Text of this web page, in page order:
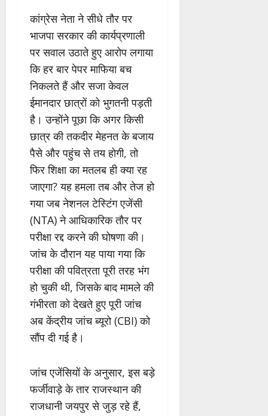
कांग्रेस नेता ने सीधे तौर पर
भाजपा सरकार की कार्यप्रणाली
पर सवाल उठाते हुए आरोप लगाया
कि हर बार पेपर माफिया बच
निकलते हैं और सजा केवल
ईमानदार छात्रों को भुगतनी पड़ती
है। उन्होंने पूछा कि अगर किसी
छात्र की तकदीर मेहनत के बजाय
पैसे और पहुंच से तय होगी, तो
फिर शिक्षा का मतलब ही क्या रह
जाएगा? यह हमला तब और तेज हो
गया जब नेशनल टेस्टिंग एजेंसी
(NTA) ने आधिकारिक तौर पर
परीक्षा रद्द करने की घोषणा की।
जांच के दौरान यह पाया गया कि
परीक्षा की पवित्रता पूरी तरह भंग
हो चुकी थी, जिसके बाद मामले की
गंभीरता को देखते हुए पूरी जांच
अब केंद्रीय जांच ब्यूरो (CBI) को
सौंप दी गई है।
जांच एजेंसियों के अनुसार, इस बड़े
फर्जीवाड़े के तार राजस्थान की
राजधानी जयपुर से जुड़ रहे हैं,